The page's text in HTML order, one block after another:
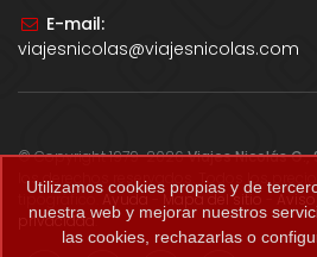
E-mail:
viajesnicolas@viajesnicolas.com
© Copyright 1979-2026Viajes Nicolás G.,
los derechos reservados. Todos los
tipográfico. Ayuda-Mapa del sitio -
privacidad.
Utilizamos cookies propias y de
nuestra web y mejorar nuestros
las cookies, rechazarlas o